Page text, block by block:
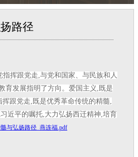
路径
挥跟党走,与党和国家、与民族和人
育发展指明了方向。爱国主义,既是
跟党走,既是优秀革命传统的精髓,
近平的嘱托,大力弘扬西迁精神,培育
与弘扬路径_燕连福.pdf